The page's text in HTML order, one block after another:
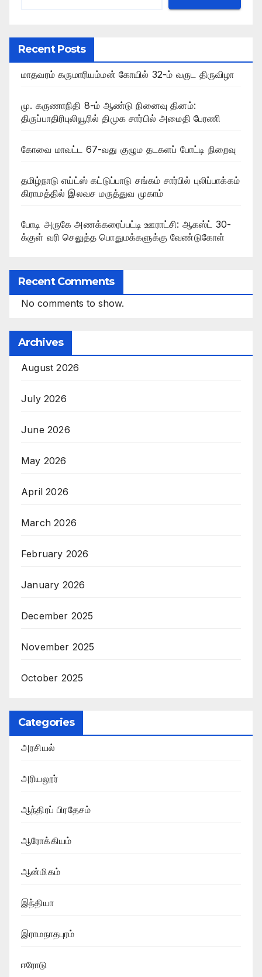
Recent Posts
மாதவரம் கருமாரியம்மன் கோயில் 32-ம் வருட திருவிழா
மு. கருணாநிதி 8-ம் ஆண்டு நினைவு தினம்:
திருப்பாதிரிபுலியூரில் திமுக சார்பில் அமைதி பேரணி
கோவை மாவட்ட 67-வது குழும தடகளப் போட்டி நிறைவு
தமிழ்நாடு எய்ட்ஸ் கட்டுப்பாடு சங்கம் சார்பில் புலிப்பாக்கம்
கிராமத்தில் இலவச மருத்துவ முகாம்
போடி அருகே அணக்கரைப்பட்டி ஊராட்சி: ஆகஸ்ட் 30-
க்குள் வரி செலுத்த பொதுமக்களுக்கு வேண்டுகோள்
Recent Comments
No comments to show.
Archives
August 2026
July 2026
June 2026
May 2026
April 2026
March 2026
February 2026
January 2026
December 2025
November 2025
October 2025
Categories
அரசியல்
அரியலூர்
ஆந்திரப் பிரதேசம்
ஆரோக்கியம்
ஆன்மிகம்
இந்தியா
இராமநாதபுரம்
ஈரோடு